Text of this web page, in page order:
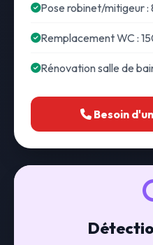
Pose robinet/mitigeur
Remplacement WC :
Rénovation salle de
Besoin